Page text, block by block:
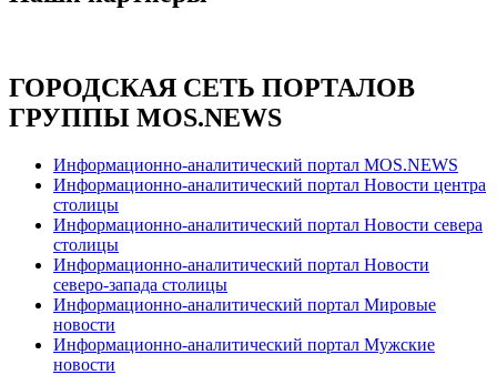
ГОРОДСКАЯ СЕТЬ ПОРТАЛОВ
ГРУППЫ MOS.NEWS
Информационно-аналитический портал MOS.NEWS
Информационно-аналитический портал Новости центра
столицы
Информационно-аналитический портал Новости севера
столицы
Информационно-аналитический портал Новости
северо-запада столицы
Информационно-аналитический портал Мировые
новости
Информационно-аналитический портал Мужские
новости